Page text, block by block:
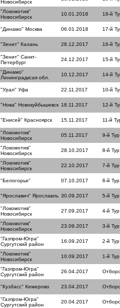
Новосибирск
"Локомотив"
Новосибирск
10.01.2018 18-й
"Динамо" Москва 06.01.2018 17-й
"Зенит" Казань 28.12.2017 16-й
"Зенит" Санкт-
Петербург
24.12.2017 15-й
"Динамо"
Ленинградксая обл.
10.12.2017 14-й
"Урал" Уфа 22.11.2017 10-й
"Нова" Новокуйбышевск 18.11.2017 12-й
"Енисей" Красноярск 15.11.2017 11-й
"Локомотив"
Новосибирск
05.11.2017 9-й Тур
"Локомотив"
Новосибирск
28.10.2017 8-й Тур
"Локомотив"
Новосибирск
22.10.2017 7-й Тур
"Белогорье" 07.10.2017 6-й Тур
"Ярославич" Ярославль 30.09.2017 5-й Тур
"Локомотив"
Новосибирск
27.09.2017 4-й Тур
"Локомотив"
Новосибирск
23.09.2017 3-й Тур
"Газпром-Югра"
Сургутский район
16.09.2017 2-й Тур
"Локомотив"
Новосибирск
10.09.2017 1-й Тур
"Газпром-Югра"
Сургутский район
26.04.2017
"Кузбасс" Кемерово 23.04.2017
"Газпром-Югра"
Сургутский район
20.04.2017